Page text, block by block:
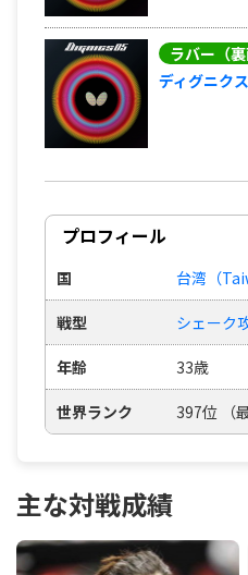
ラバー（裏
ディグニク
プロフィール
国 台湾（
戦型 シェーク
年齢 33歳
世界ランク 397位 （
主な対戦成績